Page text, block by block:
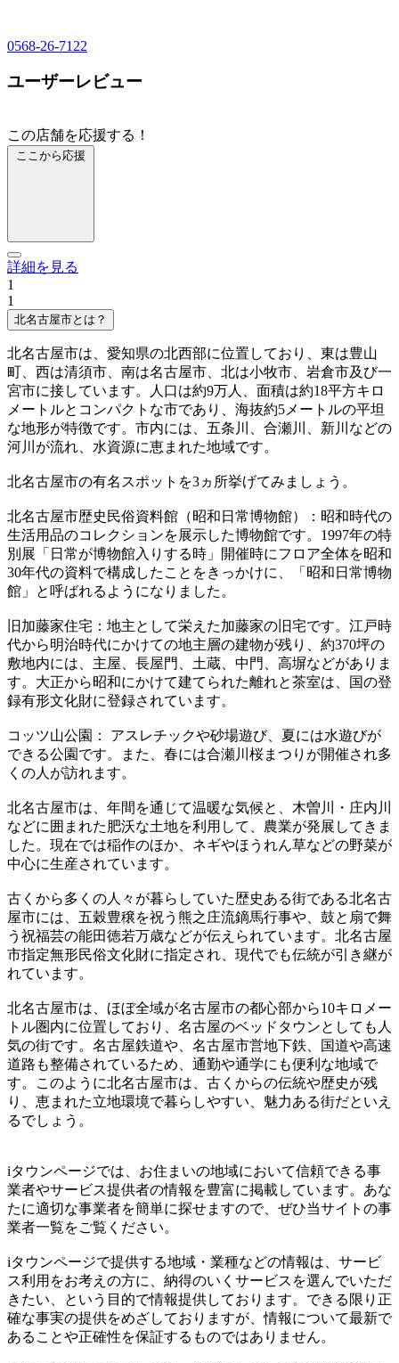
0568-26-7122
ユーザーレビュー
この店舗を応援する！
ここから応援
詳細を見る
1
1
北名古屋市とは？
北名古屋市は、愛知県の北西部に位置しており、東は豊山
町、西は清須市、南は名古屋市、北は小牧市、岩倉市及び一
宮市に接しています。人口は約9万人、面積は約18平方キロ
メートルとコンパクトな市であり、海抜約5メートルの平坦
な地形が特徴です。市内には、五条川、合瀬川、新川などの
河川が流れ、水資源に恵まれた地域です。
北名古屋市の有名スポットを3ヵ所挙げてみましょう。
北名古屋市歴史民俗資料館（昭和日常博物館）：昭和時代の
生活用品のコレクションを展示した博物館です。1997年の特
別展「日常が博物館入りする時」開催時にフロア全体を昭和
30年代の資料で構成したことをきっかけに、「昭和日常博物
館」と呼ばれるようになりました。
旧加藤家住宅：地主として栄えた加藤家の旧宅です。江戸時
代から明治時代にかけての地主層の建物が残り、約370坪の
敷地内には、主屋、長屋門、土蔵、中門、高塀などがありま
す。大正から昭和にかけて建てられた離れと茶室は、国の登
録有形文化財に登録されています。
コッツ山公園： アスレチックや砂場遊び、夏には水遊びが
できる公園です。また、春には合瀬川桜まつりが開催され多
くの人が訪れます。
北名古屋市は、年間を通じて温暖な気候と、木曽川・庄内川
などに囲まれた肥沃な土地を利用して、農業が発展してきま
した。現在では稲作のほか、ネギやほうれん草などの野菜が
中心に生産されています。
古くから多くの人々が暮らしていた歴史ある街である北名古
屋市には、五穀豊穣を祝う熊之庄流鏑馬行事や、鼓と扇で舞
う祝福芸の能田徳若万歳などが伝えられています。北名古屋
市指定無形民俗文化財に指定され、現代でも伝統が引き継が
れています。
北名古屋市は、ほぼ全域が名古屋市の都心部から10キロメー
トル圏内に位置しており、名古屋のベッドタウンとしても人
気の街です。名古屋鉄道や、名古屋市営地下鉄、国道や高速
道路も整備されているため、通勤や通学にも便利な地域で
す。このように北名古屋市は、古くからの伝統や歴史が残
り、恵まれた立地環境で暮らしやすい、魅力ある街だといえ
るでしょう。
iタウンページでは、お住まいの地域において信頼できる事
業者やサービス提供者の情報を豊富に掲載しています。あな
たに適切な事業者を簡単に探せますので、ぜひ当サイトの事
業者一覧をご覧ください。
iタウンページで提供する地域・業種などの情報は、サービ
ス利用をお考えの方に、納得のいくサービスを選んでいただ
きたい、という目的で情報提供しております。できる限り正
確な事実の提供をめざしておりますが、情報について最新で
あることや正確性を保証するものではありません。